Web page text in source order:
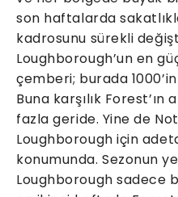
son haftalarda
kadrosunu sürekli
Loughborough’un en
çemberi; burada
Buna karşılık Forest’ın
fazla geride. Yine de
Loughborough için
konumunda. Sezonun
Loughborough sadece